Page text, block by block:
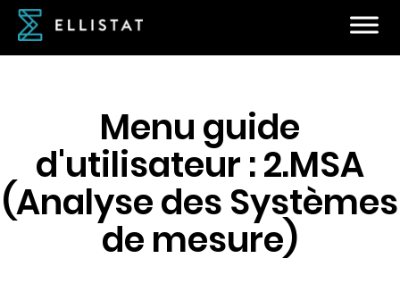
Menu guide
d'utilisateur :2.MSA
(Analyse des Systèmes
de mesure)